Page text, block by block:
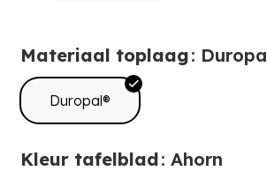
Materiaal toplaag:
Duropal®
Kleur tafelblad: Ahorn